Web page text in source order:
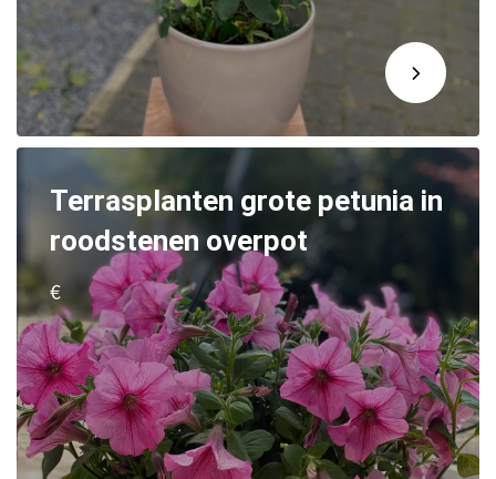
Terrasplanten grote petunia in
roodstenen overpot
€